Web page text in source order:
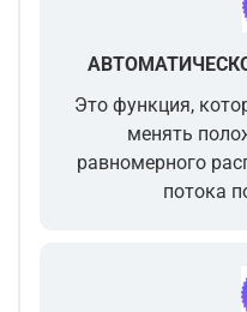
Это функция,
менять
равномерного
потока